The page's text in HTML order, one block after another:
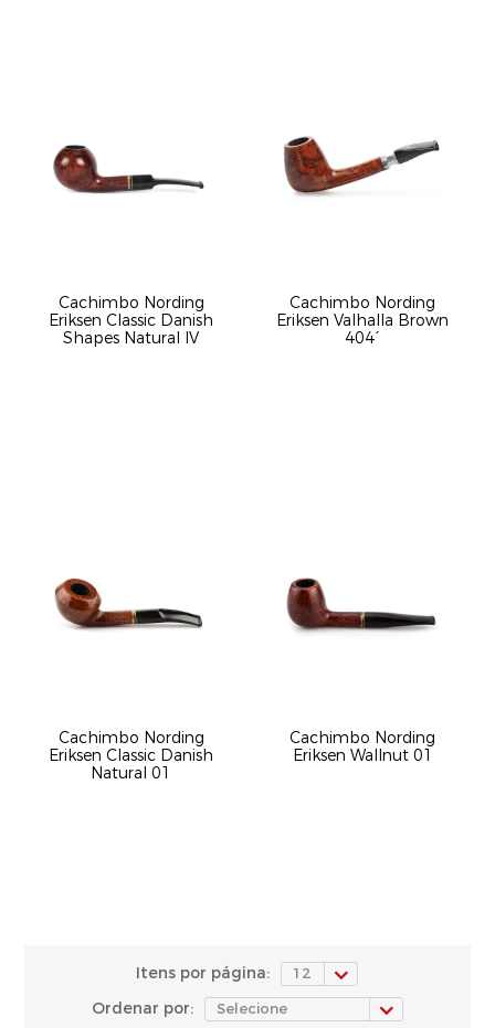
Cachimbo Nording
Eriksen Classic Danish
Shapes Natural IV
Cachimbo Nording
Eriksen Valhalla Brown
404´
Cachimbo Nording
Eriksen Classic Danish
Natural 01
Cachimbo Nording
Eriksen Wallnut 01
Itens por página:
Ordenar por: